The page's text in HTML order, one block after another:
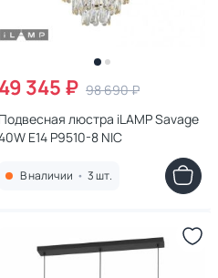
49 345 ₽ 98 690 ₽
Подвесная люстра iLAMP Savage
E14 P9510-8 NIC
В наличии • 3 шт.